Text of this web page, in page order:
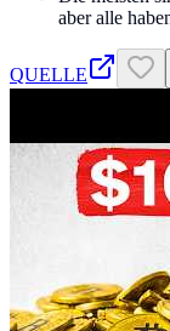
aber alle
QUELLE